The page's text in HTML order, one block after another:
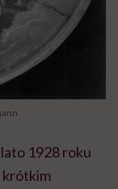
1928 roku
krótkim